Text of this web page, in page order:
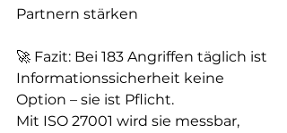
Partnern stärken
🚀 Fazit: Bei 183 Angriffen täglich ist
Informationssicherheit keine
Option – sie ist Pflicht.
Mit ISO 27001 wird sie messbar,